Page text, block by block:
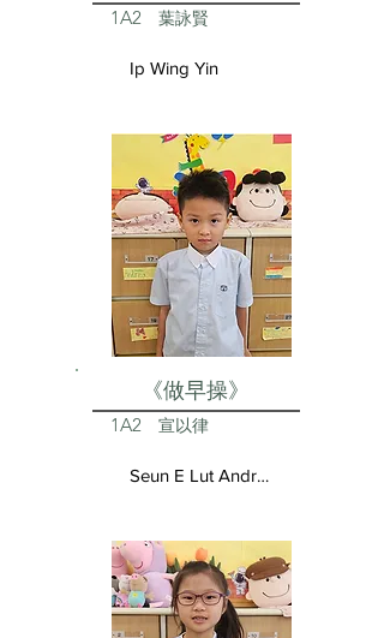
1A2 葉詠賢
Ip Wing Yin
《做早操》
1A2 宣以律
Seun E Lut Andrea